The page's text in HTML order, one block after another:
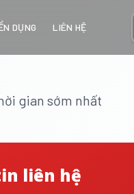
DỤNG LIÊN HỆ
gian sớm nhất
liên hệ